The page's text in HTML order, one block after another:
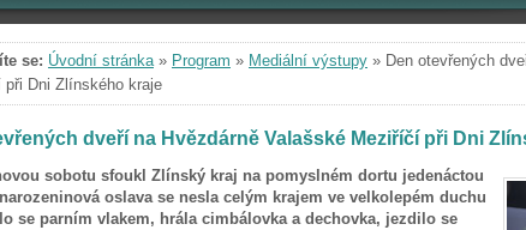
se: Úvodní stránka» Program » Mediální výstupy » Den otevřených
při Dni Zlínského kraje
dveří na Hvězdárně Valašské Meziříčí při Dni
sobotu sfoukl Zlínský kraj na pomyslném dortu jedenáctou
oslava se nesla celým krajem ve velkolepém duchu
se parním vlakem, hrála cimbálovka a dechovka, jezdilo se